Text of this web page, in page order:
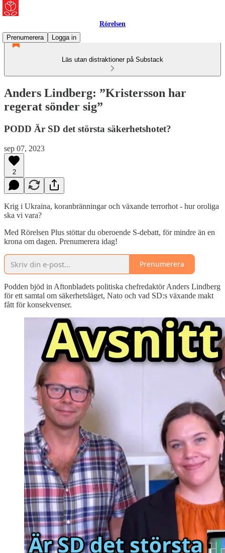
Rörelsen
Prenumerera
Logga in
Läs utan distraktioner på Substack
Anders Lindberg: ”Kristersson har
regerat sönder sig”
PODD Är SD det största säkerhetshotet?
sep 07, 2023
2
Krig i Ukraina, koranbränningar och växande terrorhot - hur oroliga
ska vi vara?
Med Rörelsen Plus stöttar du oberoende S-debatt, för mindre än en
krona om dagen. Prenumerera idag!
Prenumerera
Podden bjöd in Aftonbladets politiska chefredaktör Anders Lindberg
för ett samtal om säkerhetsläget, Nato och vad SD:s växande makt
fått för konsekvenser.